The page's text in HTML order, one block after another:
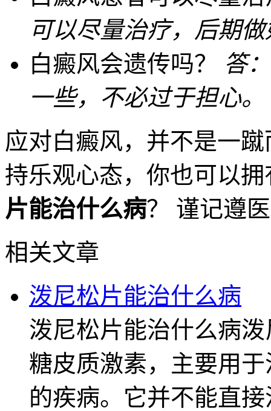
可以尽量治疗，后期
白癜风会遗传吗？
答
一些，不必过于担心。
应对白癜风，并不是一
持乐观心态，你也可以
片能治什么病？ 谨记遵
相关文章
泼尼松片能治什么病
泼尼松片能治什么病
糖皮质激素，主要用
的疾病。它并不能直